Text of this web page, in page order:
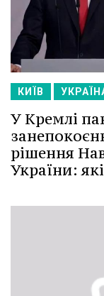
КИЇВ
У Кремлі
рішення
України: